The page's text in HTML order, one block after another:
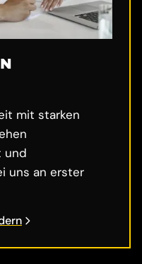
mit starken
und
uns an erster